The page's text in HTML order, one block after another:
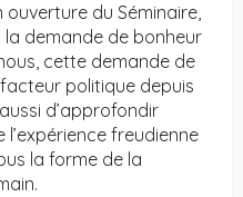
du Séminaire,
demande de bonheur
cette demande de
politique depuis
d’approfondir
l’expérience freudienne
la forme de la